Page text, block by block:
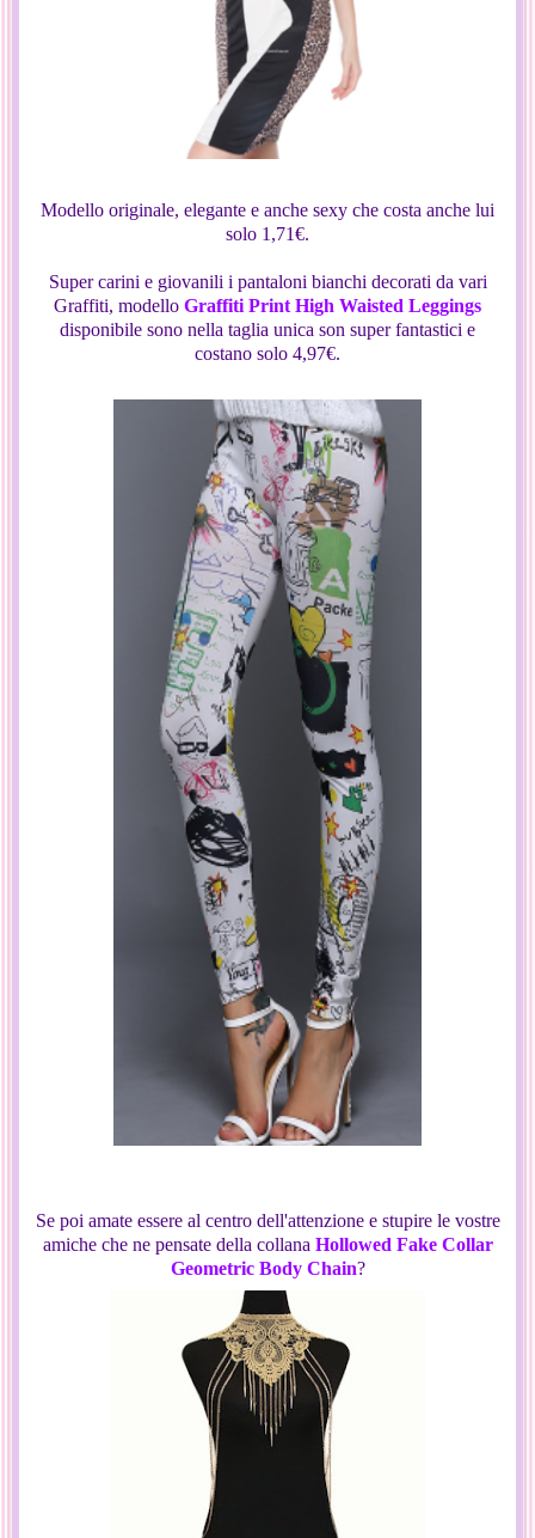
Modello originale, elegante e anche sexy che costa anche lui
solo 1,71€.
Super carini e giovanili i pantaloni bianchi decorati da vari
Graffiti, modello Graffiti Print High Waisted Leggings
disponibile sono nella taglia unica son super fantastici e
costano solo 4,97€.
Se poi amate essere al centro dell'attenzione e stupire le vostre
amiche che ne pensate della collana Hollowed Fake Collar
Geometric Body Chain?